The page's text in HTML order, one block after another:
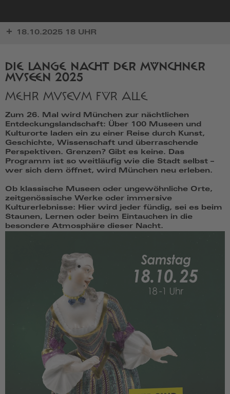
Startseite
DIE LANGE NACHT DER MÜNCHNER
MUSEEN 2025
MEHR MUSEUM FÜR ALLE
Zum 26. Mal wird München zur nächtlichen
Entdeckungslandschaft: Über 100 Museen und
Kulturorte laden ein zu einer Reise durch Kunst,
Geschichte, Wissenschaft und überraschende
Perspektiven. Grenzen? Gibt es keine. Das
Programm ist so weitläufig wie die Stadt selbst –
wer sich dem öffnet, wird München neu erleben.
Ob klassische Museen oder ungewöhnliche Orte,
zeitgenössische Werke oder immersive
Kulturerlebnisse: Hier wird jeder fündig, sei es beim
Staunen, Lernen oder beim Eintauchen in die
besondere Atmosphäre dieser Nacht.
18.10.2025 18 UHR